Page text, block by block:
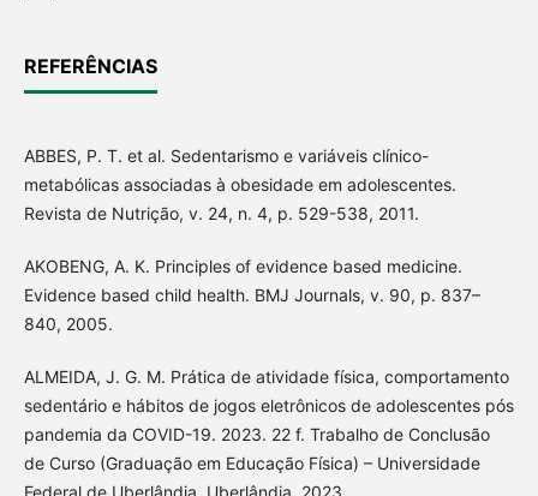
REFERÊNCIAS
ABBES, P. T. et al. Sedentarismo e variáveis clínico-
metabólicas associadas à obesidade em adolescentes.
Revista de Nutrição, v. 24, n. 4, p. 529-538, 2011.
AKOBENG, A. K. Principles of evidence based medicine.
Evidence based child health. BMJ Journals, v. 90, p. 837–
840, 2005.
ALMEIDA, J. G. M. Prática de atividade física, comportamento
sedentário e hábitos de jogos eletrônicos de adolescentes pós
pandemia da COVID-19. 2023. 22 f. Trabalho de Conclusão
de Curso (Graduação em Educação Física) – Universidade